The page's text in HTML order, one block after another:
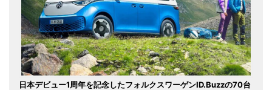
日本デビュー1周年を記念したフォルクスワーゲンID.Buzzの70台